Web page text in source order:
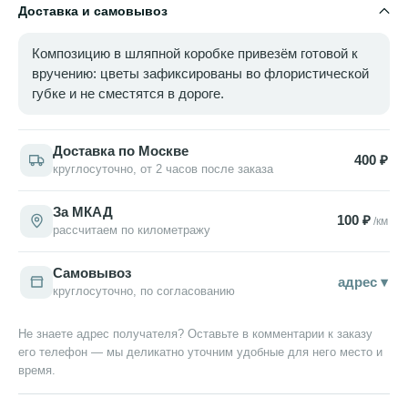
Доставка и самовывоз
Композицию в шляпной коробке привезём готовой к
вручению: цветы зафиксированы во флористической
губке и не сместятся в дороге.
Доставка по Москве
круглосуточно, от 2 часов после заказа
400 ₽
За МКАД
рассчитаем по километражу
100 ₽ /км
Самовывоз
круглосуточно, по согласованию
адрес ▾
Не знаете адрес получателя? Оставьте в комментарии к заказу
его телефон — мы деликатно уточним удобные для него место и
время.